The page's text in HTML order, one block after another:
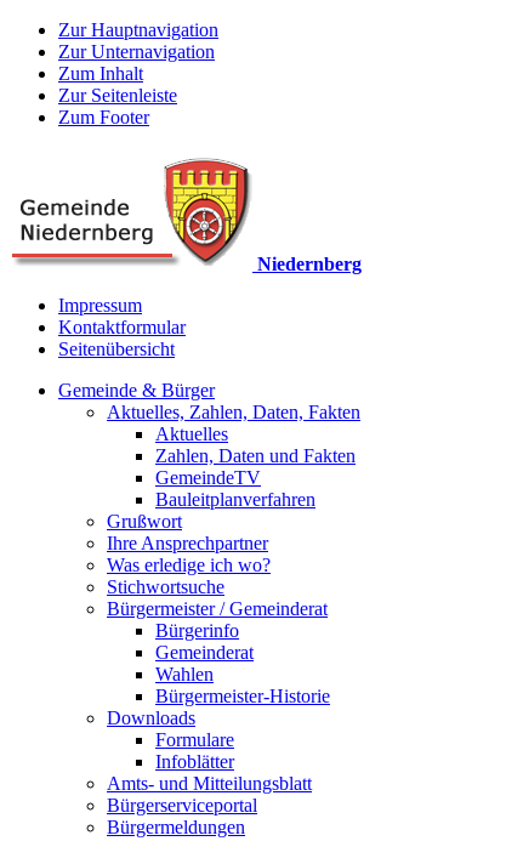
Zur Hauptnavigation
Zur Unternavigation
Zum Inhalt
Zur Seitenleiste
Zum Footer
Niedernberg
Impressum
Kontaktformular
Seitenübersicht
Gemeinde & Bürger
Aktuelles, Zahlen, Daten, Fakten
Aktuelles
Zahlen, Daten und Fakten
GemeindeTV
Bauleitplanverfahren
Grußwort
Ihre Ansprechpartner
Was erledige ich wo?
Stichwortsuche
Bürgermeister / Gemeinderat
Bürgerinfo
Gemeinderat
Wahlen
Bürgermeister-Historie
Downloads
Formulare
Infoblätter
Amts- und Mitteilungsblatt
Bürgerserviceportal
Bürgermeldungen